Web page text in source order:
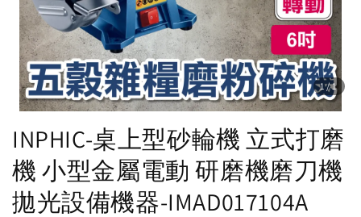
1/1
INPHIC-桌上型砂輪機 立式打磨
機 小型金屬電動 研磨機磨刀機
拋光設備機器-IMAD017104A